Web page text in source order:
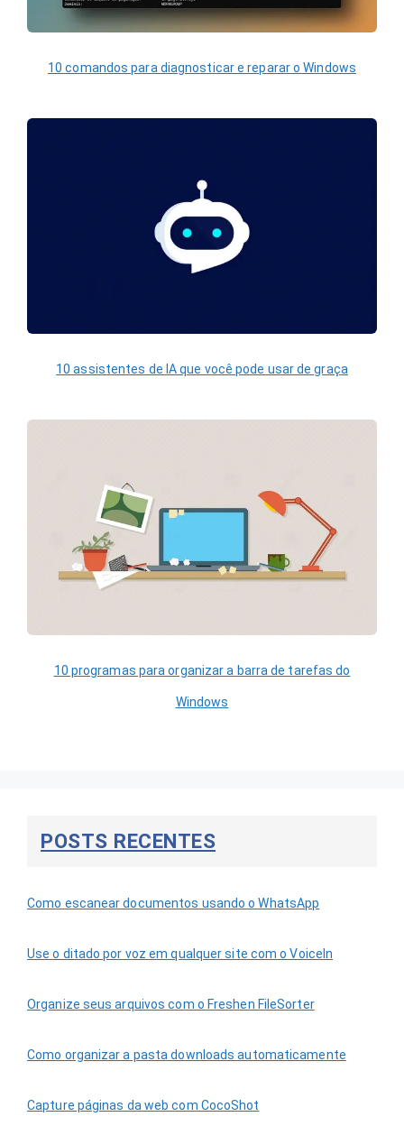
10 comandos para diagnosticar e reparar o Windows
10 assistentes de IA que você pode usar de graça
10 programas para organizar a barra de tarefas do
Windows
POSTS RECENTES
Como escanear documentos usando o WhatsApp
Use o ditado por voz em qualquer site com o VoiceIn
Organize seus arquivos com o Freshen FileSorter
Como organizar a pasta downloads automaticamente
Capture páginas da web com CocoShot